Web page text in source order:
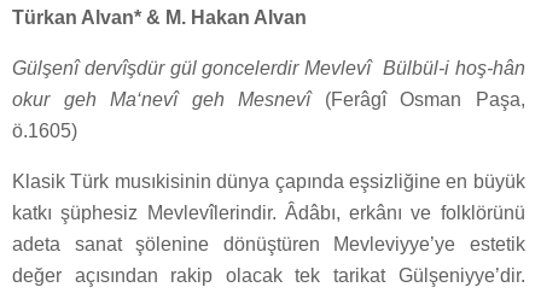
Türkan Alvan* & M. Hakan Alvan
Gülşenî dervîşdür gül goncelerdir Mevlevî Bülbül-i hoş-hân
okur geh Ma‘nevî geh Mesnevî (Ferâgî Osman Paşa,
ö.1605)
Klasik Türk musıkisinin dünya çapında eşsizliğine en büyük
katkı şüphesiz Mevlevîlerindir. Âdâbı, erkânı ve folklörünü
adeta sanat şölenine dönüştüren Mevleviyye’ye estetik
değer açısından rakip olacak tek tarikat Gülşeniyye’dir.